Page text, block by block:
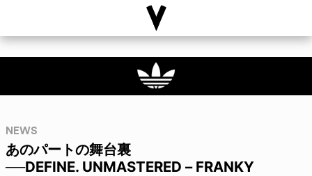
NEWS
あのパートの舞台裏
──DEFINE. UNMASTERED – FRANKY